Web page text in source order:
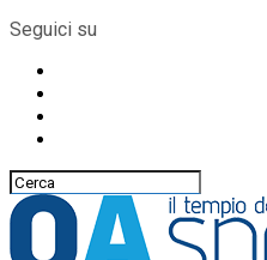
Seguici su